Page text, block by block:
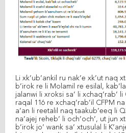
Li xk’ub’ankil ru nak’e xk’ut naq
b’irok re li Molamil re esilal,
jalanwi li xroksi sa’ li xchaq’rab’ li
raqal 116 re xchaq’rab’il CFPM
a’an li reetalil naq taakub’eeq li
na’ajej reheb’ li och’och’, ut jun
b’irok jo’ wank sa’ xtusulal li